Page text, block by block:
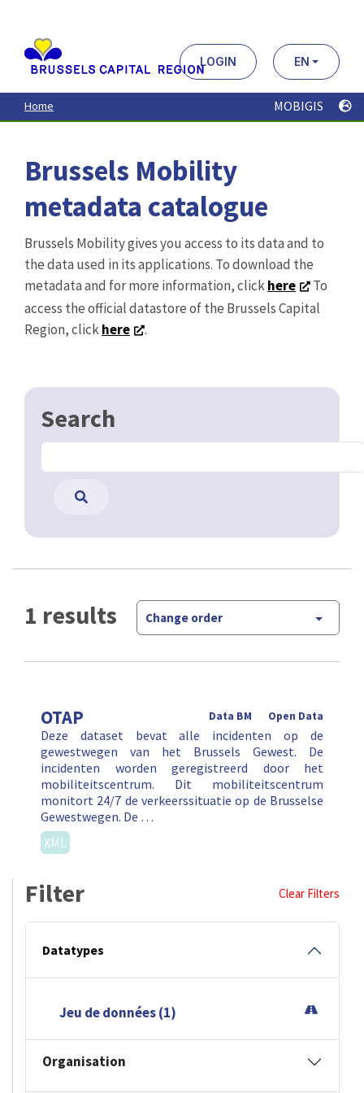
contenu
principal
LOGIN EN
Home MOBIGIS
Brussels Mobility
metadata catalogue
Brussels Mobility gives you access to its data and to
the data used in its applications. To download the
metadata and for more information, clickhere
To
access the official datastore of the Brussels Capital
Region, clickhere .
Search
1 results Change order
OTAP Open Data
Data BM
Deze dataset bevat alle incidenten op de
gewestwegen van het Brussels Gewest. De
incidenten worden geregistreerd door het
mobiliteitscentrum. Dit mobiliteitscentrum
monitort 24/7 de verkeerssituatie op de Brusselse
Gewestwegen. De …
XML
Filter Clear Filters
Datatypes
Jeu de données (1)
Organisation